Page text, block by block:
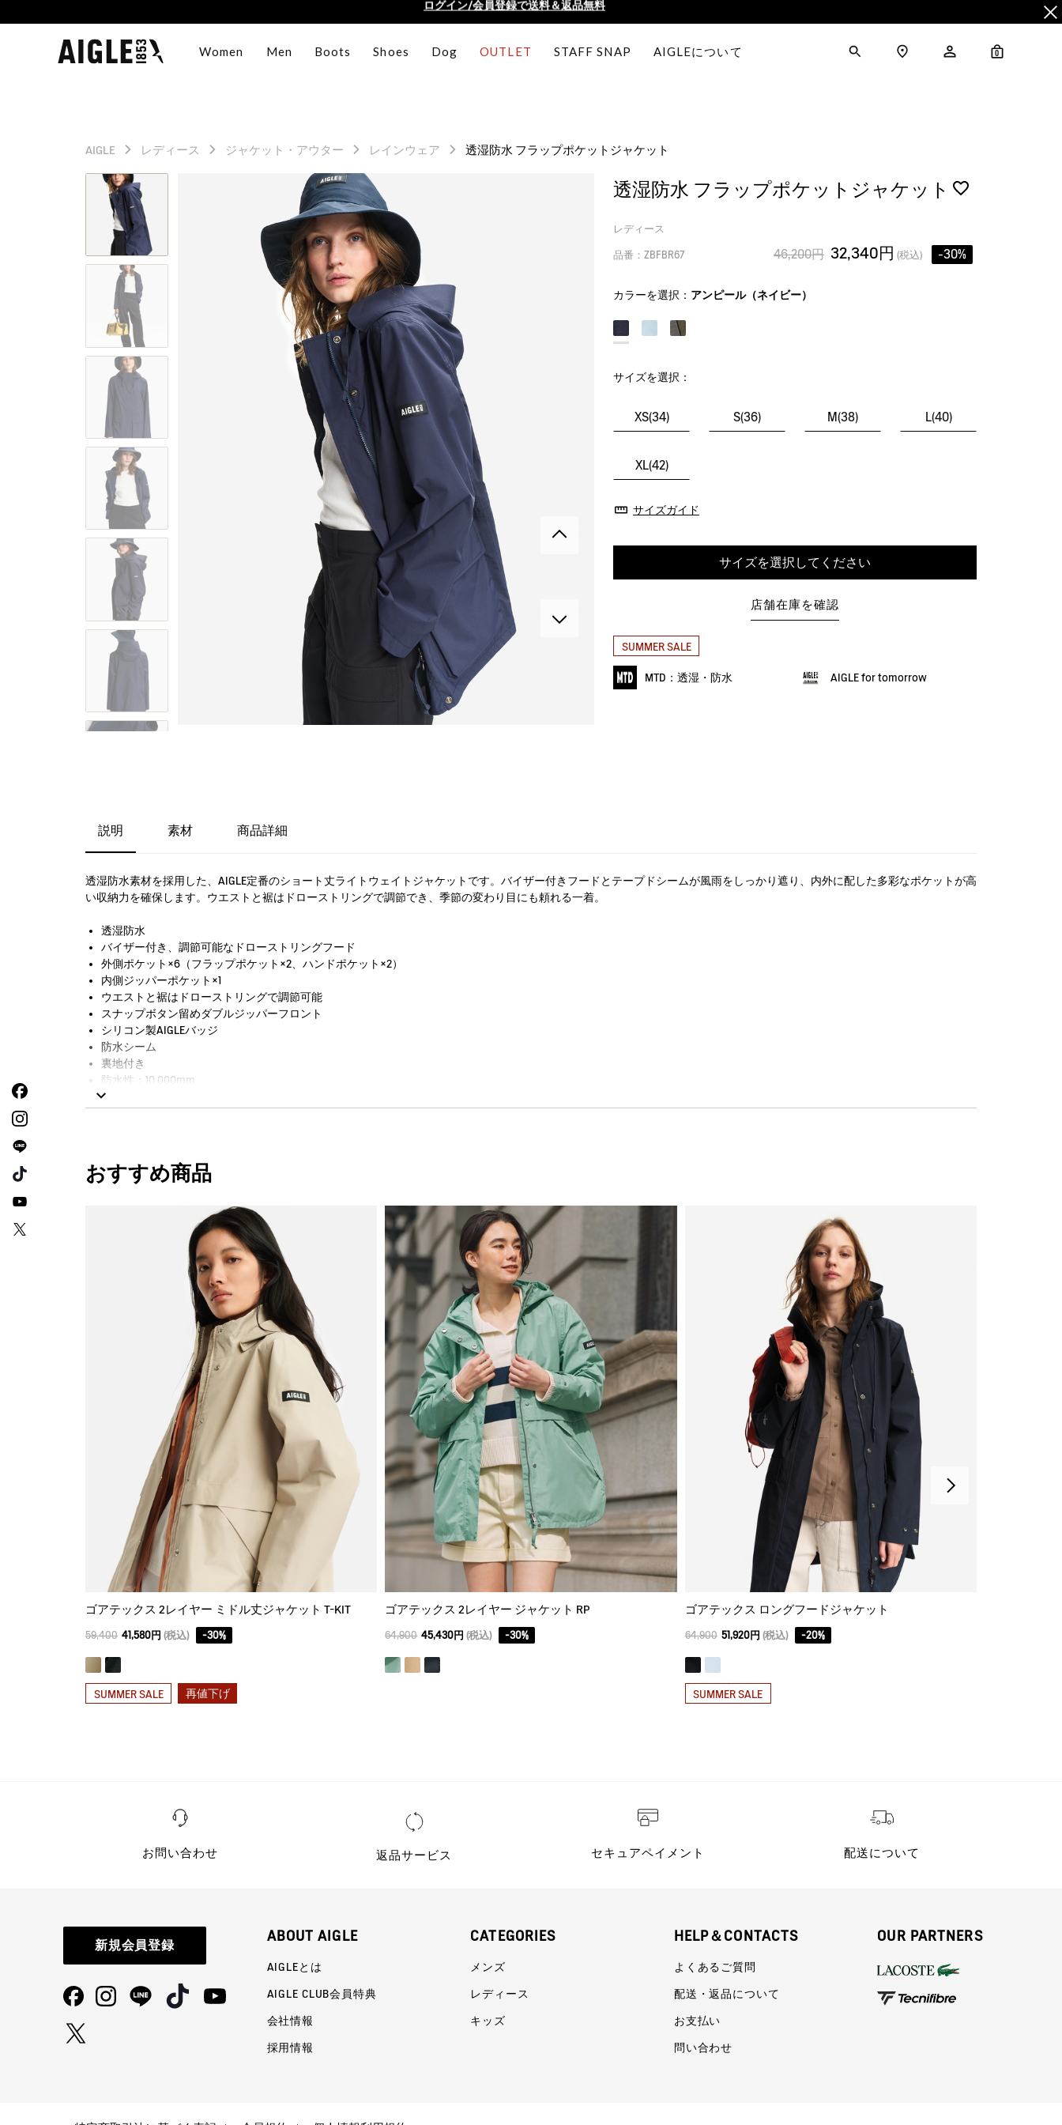
AIGLE CLUB ポイントサービス終了のお知らせ
ログイン/会員登録で送料＆返品無料
Women Men Boots Shoes Dog OUTLET STAFF SNAP AIGLEについて 0
AIGLE レディース ジャケット・アウター レインウェア 透湿防水 フラップポケットジャケット
透湿防水 フラップポケットジャケット
レディース
品番：ZBFBR67 46,200円 32,340円 (税込) -30%
カラーを選択： アンピール（ネイビー）
サイズを選択：
XS(34) S(36) M(38) L(40)
XL(42)
サイズガイド
サイズを選択してください
店舗在庫を確認
SUMMER SALE
MTD：透湿・防水 AIGLE for tomorrow
説明 素材 商品詳細
透湿防水素材を採用した、AIGLE定番のショート丈ライトウェイトジャケットです。バイザー付きフードとテープドシームが風雨をしっかり遮り、内外に配した多彩なポケットが高
い収納力を確保します。ウエストと裾はドローストリングで調節でき、季節の変わり目にも頼れる一着。
透湿防水
バイザー付き、調節可能なドローストリングフード
外側ポケット×6（フラップポケット×2、ハンドポケット×2）
内側ジッパーポケット×1
ウエストと裾はドローストリングで調節可能
スナップボタン留めダブルジッパーフロント
シリコン製AIGLEバッジ
防水シーム
裏地付き
防水性：10 000mm
おすすめ商品
ゴアテックス 2レイヤー ミドル丈ジャケット T-KIT
59,400 41,580円 (税込) -30%
SUMMER SALE 再値下げ
ゴアテックス 2レイヤー ジャケット RP
64,900 45,430円 (税込) -30%
ゴアテックス ロングフードジャケット
64,900 51,920円 (税込) -20%
SUMMER SALE
お問い合わせ 返品サービス セキュアペイメント 配送について
新規会員登録
ABOUT AIGLE
AIGLEとは
AIGLE CLUB会員特典
会社情報
採用情報
CATEGORIES
メンズ
レディース
キッズ
HELP＆CONTACTS
よくあるご質問
配送・返品について
お支払い
問い合わせ
OUR PARTNERS